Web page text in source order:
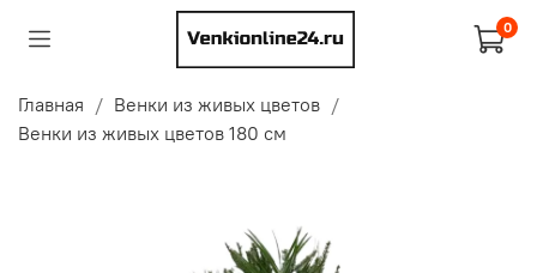
0
Главная
Венки из живых цветов
Венки из живых цветов 180 см